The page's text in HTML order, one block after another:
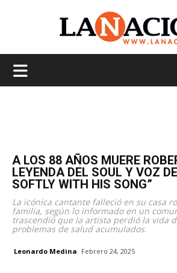
A LOS 88 AÑOS MUERE
LEYENDA DEL SOUL Y VOZ
SOFTLY WITH HIS SONG”
La icónica cantante falleció en su casa
familia, según lo informado en un
trascendió que la artista perdió la vida
problemas de salud acumulados.
Leonardo Medina Febrero 24, 2025